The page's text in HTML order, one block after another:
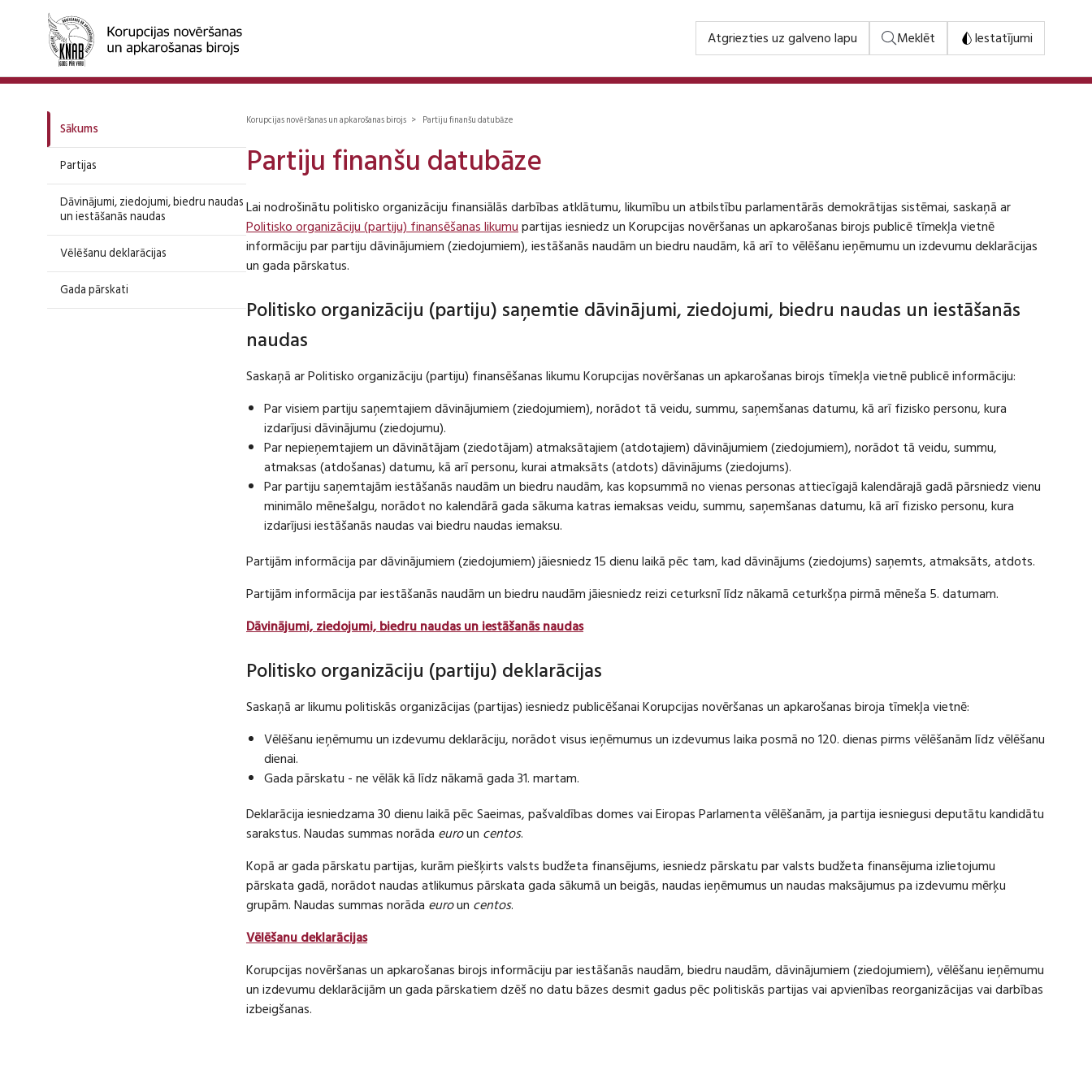
Atgriezties uz galveno lapu Meklēt Iestatījumi
Sākums
Partijas
Dāvinājumi, ziedojumi, biedru naudas
un iestāšanās naudas
Vēlēšanu deklarācijas
Gada pārskati
Korupcijas novēršanas un apkarošanas birojs > Partiju finanšu datubāze
Partiju finanšu datubāze
Lai nodrošinātu politisko organizāciju finansiālās darbības atklātumu, likumību un atbilstību parlamentārās demokrātijas sistēmai, saskaņā ar
Politisko organizāciju (partiju) finansēšanas likumupartijas iesniedz un Korupcijas novēršanas un apkarošanas birojs publicē tīmekļa vietnē
informāciju par partiju dāvinājumiem (ziedojumiem), iestāšanās naudām un biedru naudām, kā arī to vēlēšanu ieņēmumu un izdevumu deklarācijas
un gada pārskatus.
Politisko organizāciju (partiju) saņemtie dāvinājumi, ziedojumi, biedru naudas un iestāšanās
naudas
Saskaņā ar Politisko organizāciju (partiju) finansēšanas likumu Korupcijas novēršanas un apkarošanas birojs tīmekļa vietnē publicē informāciju:
Par visiem partiju saņemtajiem dāvinājumiem (ziedojumiem), norādot tā veidu, summu, saņemšanas datumu, kā arī fizisko personu, kura
izdarījusi dāvinājumu (ziedojumu).
Par nepieņemtajiem un dāvinātājam (ziedotājam) atmaksātajiem (atdotajiem) dāvinājumiem (ziedojumiem), norādot tā veidu, summu,
atmaksas (atdošanas) datumu, kā arī personu, kurai atmaksāts (atdots) dāvinājums (ziedojums).
Par partiju saņemtajām iestāšanās naudām un biedru naudām, kas kopsummā no vienas personas attiecīgajā kalendārajā gadā pārsniedz vienu
minimālo mēnešalgu, norādot no kalendārā gada sākuma katras iemaksas veidu, summu, saņemšanas datumu, kā arī fizisko personu, kura
izdarījusi iestāšanās naudas vai biedru naudas iemaksu.
Partijām informācija par dāvinājumiem (ziedojumiem) jāiesniedz 15 dienu laikā pēc tam, kad dāvinājums (ziedojums) saņemts, atmaksāts, atdots.
Partijām informācija par iestāšanās naudām un biedru naudām jāiesniedz reizi ceturksnī līdz nākamā ceturkšņa pirmā mēneša 5. datumam.
Dāvinājumi, ziedojumi, biedru naudas un iestāšanās naudas
Politisko organizāciju (partiju) deklarācijas
Saskaņā ar likumu politiskās organizācijas (partijas) iesniedz publicēšanai Korupcijas novēršanas un apkarošanas biroja tīmekļa vietnē:
Vēlēšanu ieņēmumu un izdevumu deklarāciju, norādot visus ieņēmumus un izdevumus laika posmā no 120. dienas pirms vēlēšanām līdz vēlēšanu
dienai.
Gada pārskatu - ne vēlāk kā līdz nākamā gada 31. martam.
Deklarācija iesniedzama 30 dienu laikā pēc Saeimas, pašvaldības domes vai Eiropas Parlamenta vēlēšanām, ja partija iesniegusi deputātu kandidātu
sarakstus. Naudas summas norāda euroun centos.
Kopā ar gada pārskatu partijas, kurām piešķirts valsts budžeta finansējums, iesniedz pārskatu par valsts budžeta finansējuma izlietojumu
pārskata gadā, norādot naudas atlikumus pārskata gada sākumā un beigās, naudas ieņēmumus un naudas maksājumus pa izdevumu mērķu
grupām. Naudas summas norāda euroun centos.
Vēlēšanu deklarācijas
Korupcijas novēršanas un apkarošanas birojs informāciju par iestāšanās naudām, biedru naudām, dāvinājumiem (ziedojumiem), vēlēšanu ieņēmumu
un izdevumu deklarācijām un gada pārskatiem dzēš no datu bāzes desmit gadus pēc politiskās partijas vai apvienības reorganizācijas vai darbības
izbeigšanas.